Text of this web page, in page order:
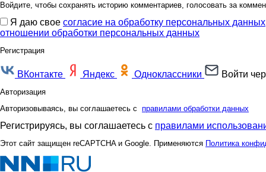
Войдите, чтобы сохранять историю комментариев, голосовать за
Я даю свое согласие на обработку персональных данных
отношении обработки персональных данных
Регистрация
ВКонтакте Яндекс Одноклассники Войти
Авторизация
Авторизовываясь, вы соглашаетесь с правилами обработки данных
Регистрируясь, вы соглашаетесь с правилами
Этот сайт защищен reCAPTCHA и Google. Применяются Политика